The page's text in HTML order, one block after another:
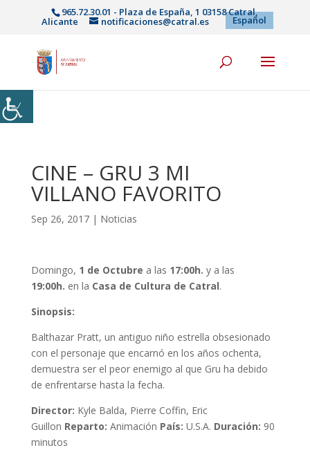
965.72.30.01 - Plaza de España, 1 03158 Catral,
Alicante notificaciones@catral.es Español
CINE – GRU 3 MI
VILLANO FAVORITO
Sep 26, 2017| Noticias
Domingo, 1 de Octubre a las 17:00h. y a las
19:00h. en la Casa de Cultura de Catral.
Sinopsis:
Balthazar Pratt, un antiguo niño estrella obsesionado
con el personaje que encarnó en los años ochenta,
demuestra ser el peor enemigo al que Gru ha debido
de enfrentarse hasta la fecha.
Director: Kyle Balda, Pierre Coffin, Eric
Guillon Reparto: Animación País: U.S.A. Duración: 90
minutos